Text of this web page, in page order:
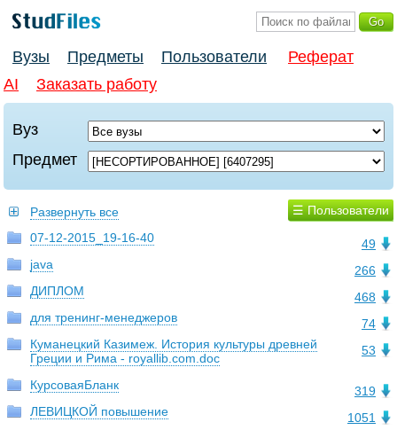
Вузы Предметы Пользователи
Реферат
AI
Заказать работу
Вуз
Предмет
☰ Пользователи
Развернуть все
49
07-12-2015_19-16-40
266
java
468
ДИПЛОМ
74
для тренинг-менеджеров
53
Куманецкий Казимеж. История культуры древней
Греции и Рима - royallib.com.doc
319
КурсоваяБланк
1051
ЛЕВИЦКОЙ повышение